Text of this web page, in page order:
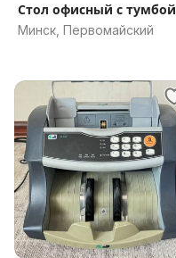
Стол офисный с тумбой
Минск, Первомайский